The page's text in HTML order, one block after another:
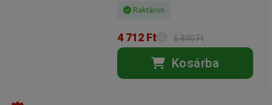
Raktáron
4 712 Ft 5 890 Ft
Kosárba